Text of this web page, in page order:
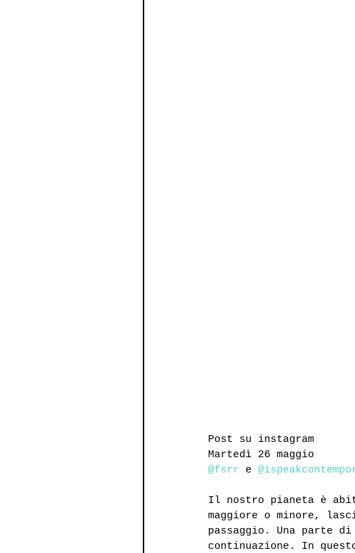
Post su instagram
Martedì 26 maggio
@fsrr e
Il nostro pianeta è
maggiore o minore,
passaggio. Una parte
continuazione. In